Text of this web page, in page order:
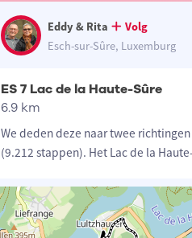
Eddy & Rita
Volg
Esch-sur-Sûre, Luxemburg
ES 7 Lac de la Haute-Sûre
6.9 km
We deden deze naar twee
(9.212 stappen). Het Lac de la